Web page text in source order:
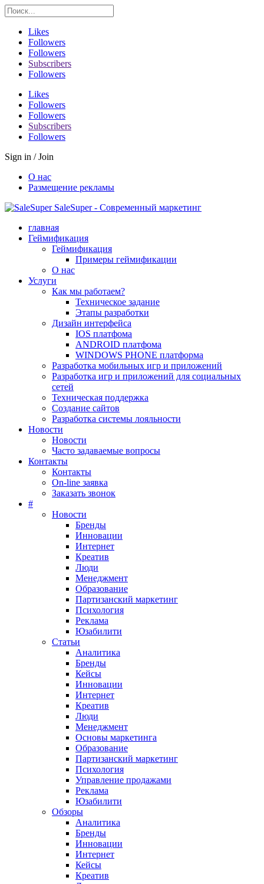
Likes
Followers
Followers
Subscribers
Followers
Likes
Followers
Followers
Subscribers
Followers
Sign in / Join
О нас
Размещение рекламы
SaleSuper - Современный маркетинг
главная
Геймификация
Геймификация
Примеры геймификации
О нас
Услуги
Как мы работаем?
Техническое задание
Этапы разработки
Дизайн интерфейса
IOS платфома
ANDROID платфома
WINDOWS PHONE платформа
Разработка мобильных игр и приложений
Разработка игр и приложений для социальных
сетей
Техническая поддержка
Создание сайтов
Разработка системы лояльности
Новости
Новости
Часто задаваемые вопросы
Контакты
Контакты
On-line заявка
Заказать звонок
#
Новости
Бренды
Инновации
Интернет
Креатив
Люди
Менеджмент
Образование
Партизанский маркетинг
Психология
Реклама
Юзабилити
Статьи
Аналитика
Бренды
Кейсы
Инновации
Интернет
Креатив
Люди
Менеджмент
Основы маркетинга
Образование
Партизанский маркетинг
Психология
Управление продажами
Реклама
Юзабилити
Обзоры
Аналитика
Бренды
Инновации
Интернет
Кейсы
Креатив